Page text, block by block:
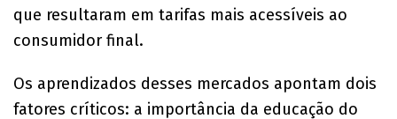
que resultaram em tarifas mais acessíveis ao
consumidor final.
Os aprendizados desses mercados apontam dois
fatores críticos: a importância da educação do